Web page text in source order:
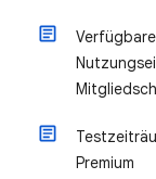
Premium